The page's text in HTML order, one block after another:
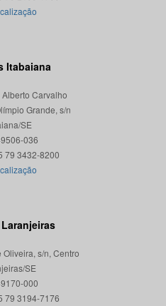
Itabaiana
Carvalho
Grande, s/n
SE
036
s/n, Centro
SE
000